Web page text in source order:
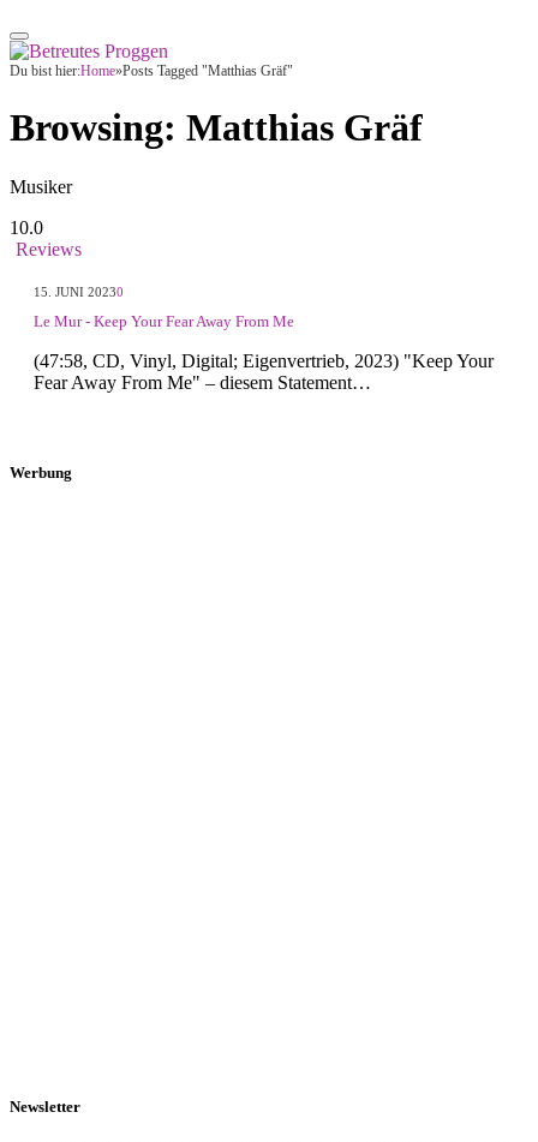
Du bist hier:Home»Posts Tagged "Matthias Gräf"
Browsing: Matthias Gräf
Musiker
10.0
Reviews
15. JUNI 20230
Le Mur - Keep Your Fear Away From Me
(47:58, CD, Vinyl, Digital; Eigenvertrieb, 2023) "Keep Your
Fear Away From Me" – diesem Statement…
Werbung
Newsletter